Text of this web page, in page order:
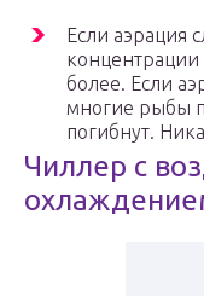
Если аэрация
концентрации
более. Если
многие рыбы
погибнут.
Чиллер с